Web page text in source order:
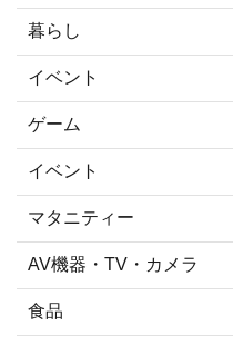
暮らし
イベント
ゲーム
イベント
マタニティー
AV機器・TV・カメラ
食品